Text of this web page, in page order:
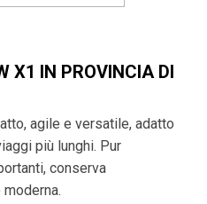
X1 IN PROVINCIA DI
agile e versatile, adatto
più lunghi. Pur
conserva